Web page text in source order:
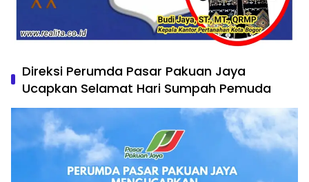
Direksi Perumda Pasar Pakuan Jaya
Ucapkan Selamat Hari Sumpah Pemuda